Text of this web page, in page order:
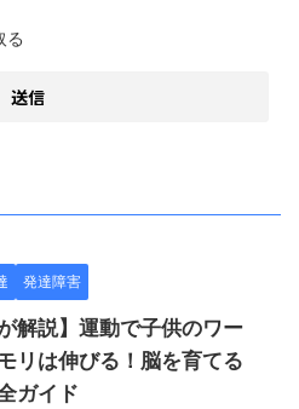
る
発達障害
解説】運動で子供のワー
リは伸びる！脳を育てる
ガイド